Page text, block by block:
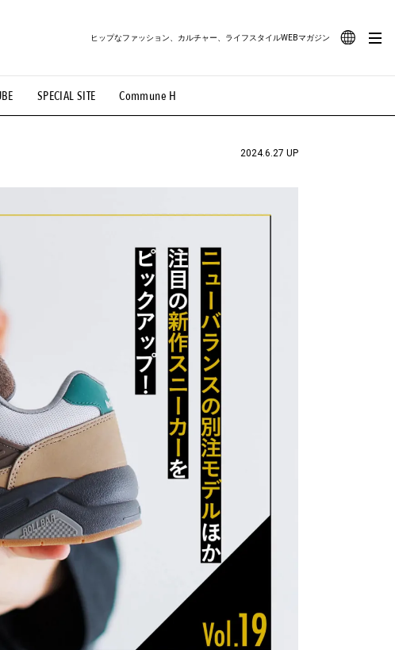
SPECIAL SITE Commune H
ヒップなファッション、カルチャー、ライフスタイルWEBマガジン
#路地裏てぃーん。 #MONTHLY JOURNAL
#MOVIE #LIFESTYLE #SNEAKER #OUTDOOR
2024.6.27 UP